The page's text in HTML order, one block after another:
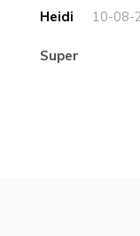
Heidi 10-08-
Super